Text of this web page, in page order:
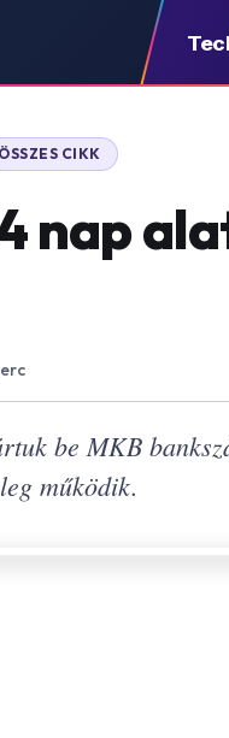
ÖSSZES CIKK
nap
be MKB
működik.